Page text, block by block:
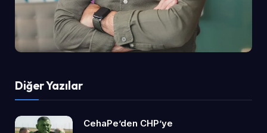
Diğer Yazılar
CehaPe’den CHP’ye